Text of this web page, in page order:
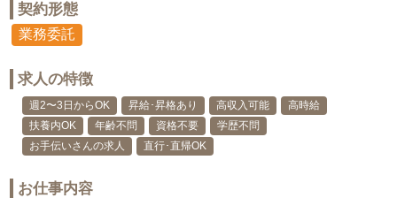
契約形態
業務委託
求人の特徴
週2〜3日からOK 昇給･昇格あり 高収入可能
高時給
扶養内OK
年齢不問 資格不要
学歴不問
お手伝いさんの求人
直行･直帰OK
お仕事内容